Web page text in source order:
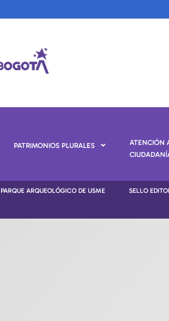
PATRIMONIOS PLURALES
ATENCIÓN
PARQUE ARQUEOLÓGICO DE USME SELLO